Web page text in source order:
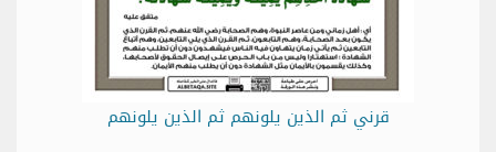
قرني ثم الذين يلونهم ثم الذين يلونهم